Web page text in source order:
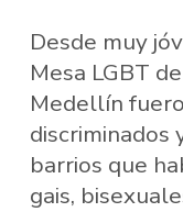
Desde muy
Mesa LGBT
Medellín
discriminados
barrios que
gais,